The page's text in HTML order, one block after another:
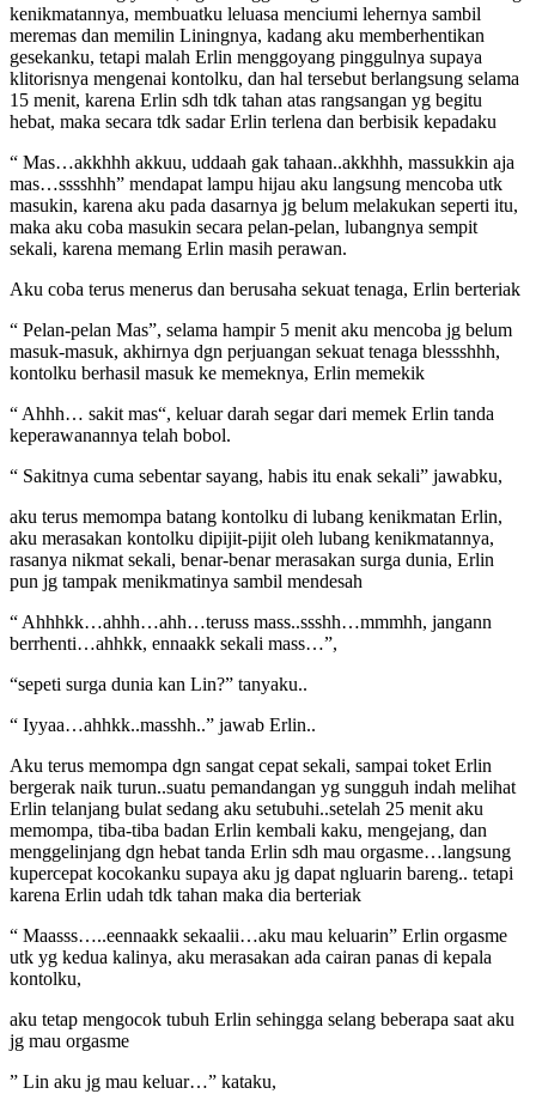
kenikmatannya, membuatku leluasa menciumi lehernya sambil
meremas dan memilin Liningnya, kadang aku memberhentikan
gesekanku, tetapi malah Erlin menggoyang pinggulnya supaya
klitorisnya mengenai kontolku, dan hal tersebut berlangsung selama
15 menit, karena Erlin sdh tdk tahan atas rangsangan yg begitu
hebat, maka secara tdk sadar Erlin terlena dan berbisik kepadaku
“ Mas…akkhhh akkuu, uddaah gak tahaan..akkhhh, massukkin aja
mas…sssshhh” mendapat lampu hijau aku langsung mencoba utk
masukin, karena aku pada dasarnya jg belum melakukan seperti itu,
maka aku coba masukin secara pelan-pelan, lubangnya sempit
sekali, karena memang Erlin masih perawan.
Aku coba terus menerus dan berusaha sekuat tenaga, Erlin berteriak
“ Pelan-pelan Mas”, selama hampir 5 menit aku mencoba jg belum
masuk-masuk, akhirnya dgn perjuangan sekuat tenaga blessshhh,
kontolku berhasil masuk ke memeknya, Erlin memekik
“ Ahhh… sakit mas“, keluar darah segar dari memek Erlin tanda
keperawanannya telah bobol.
“ Sakitnya cuma sebentar sayang, habis itu enak sekali” jawabku,
aku terus memompa batang kontolku di lubang kenikmatan Erlin,
aku merasakan kontolku dipijit-pijit oleh lubang kenikmatannya,
rasanya nikmat sekali, benar-benar merasakan surga dunia, Erlin
pun jg tampak menikmatinya sambil mendesah
“ Ahhhkk…ahhh…ahh…teruss mass..ssshh…mmmhh, jangann
berrhenti…ahhkk, ennaakk sekali mass…”,
“sepeti surga dunia kan Lin?” tanyaku..
“ Iyyaa…ahhkk..masshh..” jawab Erlin..
Aku terus memompa dgn sangat cepat sekali, sampai toket Erlin
bergerak naik turun..suatu pemandangan yg sungguh indah melihat
Erlin telanjang bulat sedang aku setubuhi..setelah 25 menit aku
memompa, tiba-tiba badan Erlin kembali kaku, mengejang, dan
menggelinjang dgn hebat tanda Erlin sdh mau orgasme…langsung
kupercepat kocokanku supaya aku jg dapat ngluarin bareng.. tetapi
karena Erlin udah tdk tahan maka dia berteriak
“ Maasss…..eennaakk sekaalii…aku mau keluarin” Erlin orgasme
utk yg kedua kalinya, aku merasakan ada cairan panas di kepala
kontolku,
aku tetap mengocok tubuh Erlin sehingga selang beberapa saat aku
jg mau orgasme
” Lin aku jg mau keluar…” kataku,